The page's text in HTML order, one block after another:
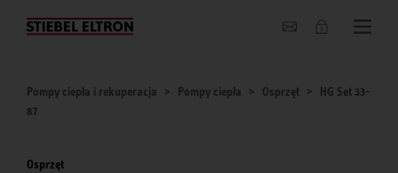
O nas
Pompy ciepła i rekuperacja Pompy ciepła Osprzęt
HG Set 33-
87
Osprzęt